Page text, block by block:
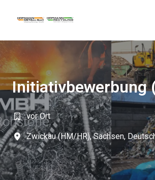
Inhalt
Startseite
Initiativbewerbung
vor Ort
Zwickau (HM/HR), Sachsen,